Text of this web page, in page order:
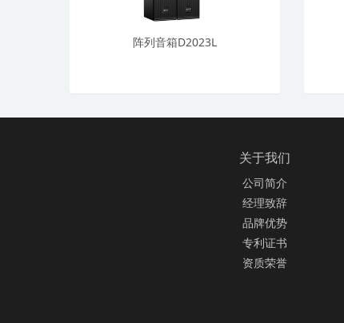
阵列音箱D2023L
关于我们
公司简介
经理致辞
品牌优势
专利证书
资质荣誉